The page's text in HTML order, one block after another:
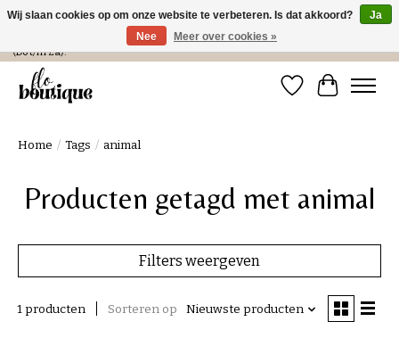
Verzending in NL € 4,99 en gratis bij een bestelling > € 100 of afhalen in de winkel
(Do t/m Za).
Verlanglijst
Home / Tags / animal
Producten getagd met animal
Filters weergeven
1 producten Sorteren op Nieuwste producten
Wij slaan cookies op om onze website te verbeteren. Is dat akkoord?
Ja
Nee
Meer over cookies »